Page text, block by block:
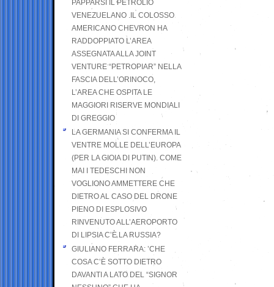
PAPPARSI IL PETROLIO
VENEZUELANO .IL COLOSSO
AMERICANO CHEVRON HA
RADDOPPIATO L’AREA
ASSEGNATA ALLA JOINT
VENTURE “PETROPIAR” NELLA
FASCIA DELL’ORINOCO,
L’AREA CHE OSPITA LE
MAGGIORI RISERVE MONDIALI
DI GREGGIO
LA GERMANIA SI CONFERMA IL
VENTRE MOLLE DELL’EUROPA
(PER LA GIOIA DI PUTIN). COME
MAI I TEDESCHI NON
VOGLIONO AMMETTERE CHE
DIETRO AL CASO DEL DRONE
PIENO DI ESPLOSIVO
RINVENUTO ALL’AEROPORTO
DI LIPSIA C’È LA RUSSIA?
GIULIANO FERRARA: ’CHE
COSA C’È SOTTO DIETRO
DAVANTI A LATO DEL “SIGNOR